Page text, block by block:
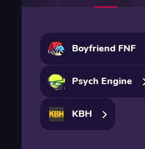
Boyfriend FNF
Psych Engine
KBH